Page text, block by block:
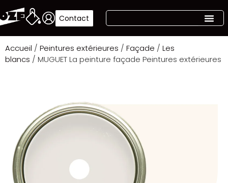
Contact
Accueil / Peintures extérieures / Façade / Les
blancs / MUGUET La peinture façade Peintures extérieures